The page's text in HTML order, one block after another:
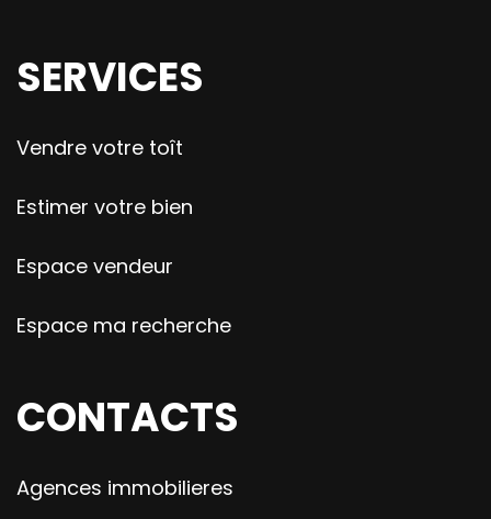
SERVICES
Vendre votre toît
Estimer votre bien
Espace vendeur
Espace ma recherche
CONTACTS
Agences immobilieres